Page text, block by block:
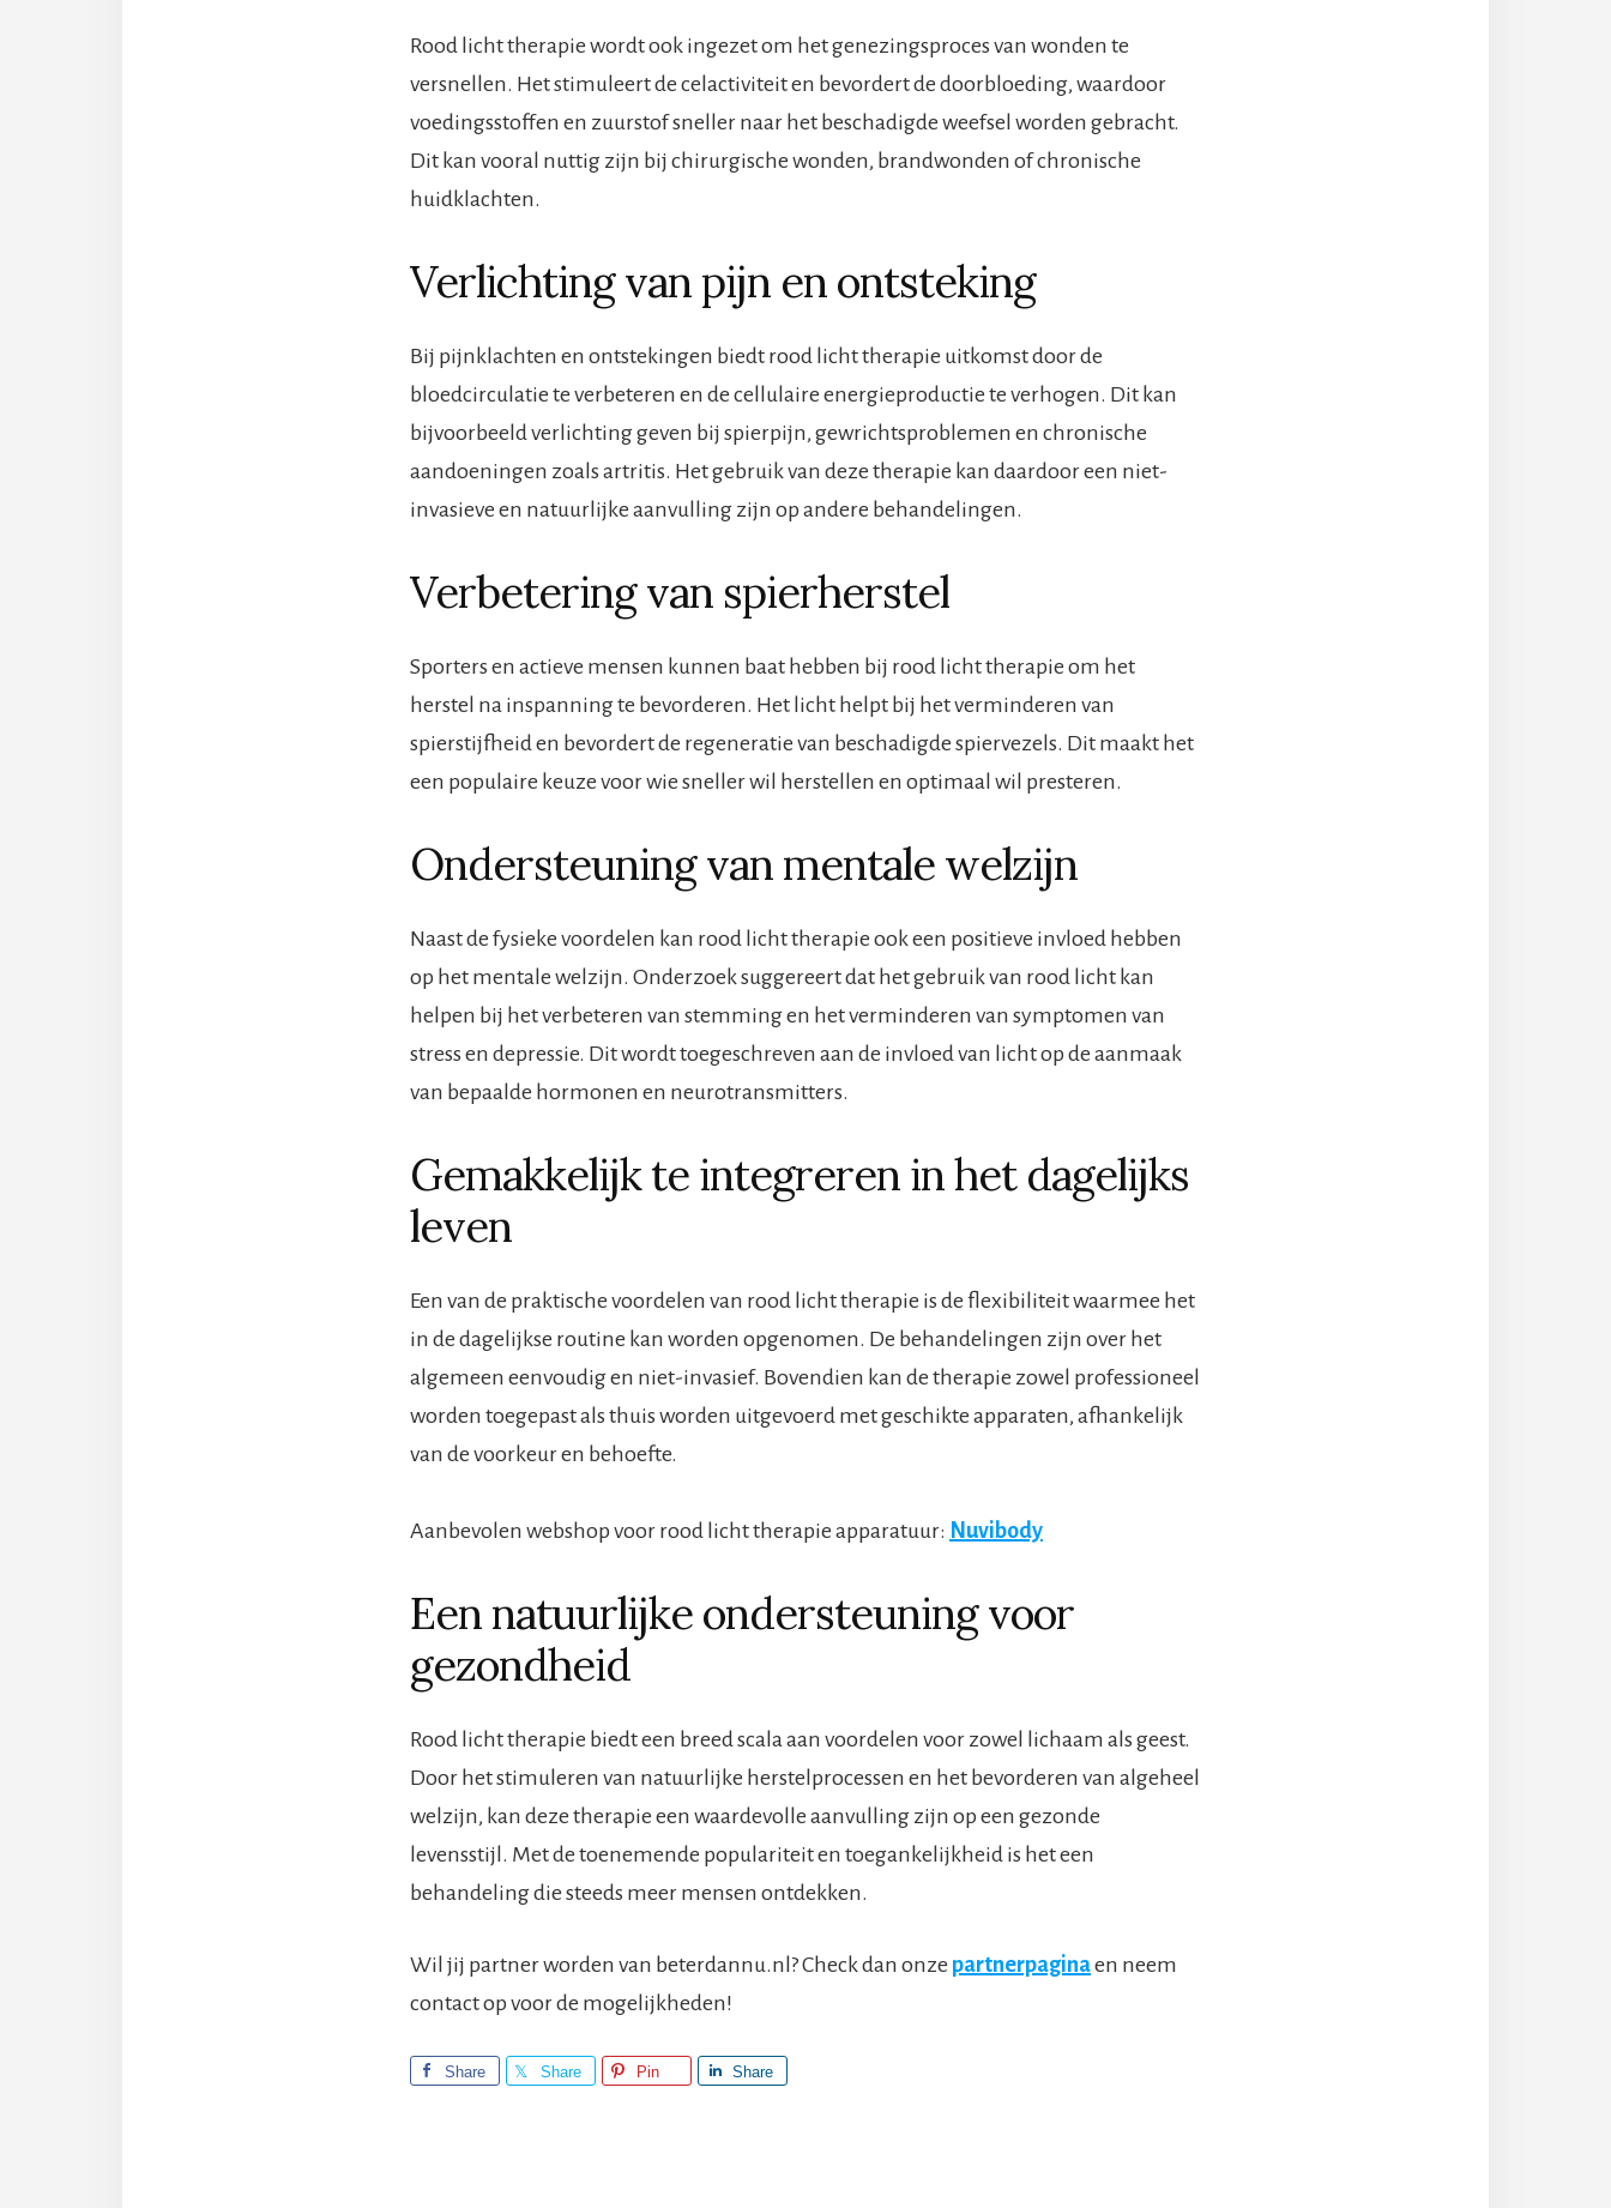
Rood licht therapie wordt ook ingezet om het genezingsproces van wonden te
versnellen. Het stimuleert de celactiviteit en bevordert de doorbloeding, waardoor
voedingsstoffen en zuurstof sneller naar het beschadigde weefsel worden gebracht.
Dit kan vooral nuttig zijn bij chirurgische wonden, brandwonden of chronische
huidklachten.
Verlichting van pijn en ontsteking
Bij pijnklachten en ontstekingen biedt rood licht therapie uitkomst door de
bloedcirculatie te verbeteren en de cellulaire energieproductie te verhogen. Dit kan
bijvoorbeeld verlichting geven bij spierpijn, gewrichtsproblemen en chronische
aandoeningen zoals artritis. Het gebruik van deze therapie kan daardoor een niet-
invasieve en natuurlijke aanvulling zijn op andere behandelingen.
Verbetering van spierherstel
Sporters en actieve mensen kunnen baat hebben bij rood licht therapie om het
herstel na inspanning te bevorderen. Het licht helpt bij het verminderen van
spierstijfheid en bevordert de regeneratie van beschadigde spiervezels. Dit maakt het
een populaire keuze voor wie sneller wil herstellen en optimaal wil presteren.
Ondersteuning van mentale welzijn
Naast de fysieke voordelen kan rood licht therapie ook een positieve invloed hebben
op het mentale welzijn. Onderzoek suggereert dat het gebruik van rood licht kan
helpen bij het verbeteren van stemming en het verminderen van symptomen van
stress en depressie. Dit wordt toegeschreven aan de invloed van licht op de aanmaak
van bepaalde hormonen en neurotransmitters.
Gemakkelijk te integreren in het dagelijks
leven
Een van de praktische voordelen van rood licht therapie is de flexibiliteit waarmee het
in de dagelijkse routine kan worden opgenomen. De behandelingen zijn over het
algemeen eenvoudig en niet-invasief. Bovendien kan de therapie zowel professioneel
worden toegepast als thuis worden uitgevoerd met geschikte apparaten, afhankelijk
van de voorkeur en behoefte.
Aanbevolen webshop voor rood licht therapie apparatuur: Nuvibody
Een natuurlijke ondersteuning voor
gezondheid
Rood licht therapie biedt een breed scala aan voordelen voor zowel lichaam als geest.
Door het stimuleren van natuurlijke herstelprocessen en het bevorderen van algeheel
welzijn, kan deze therapie een waardevolle aanvulling zijn op een gezonde
levensstijl. Met de toenemende populariteit en toegankelijkheid is het een
behandeling die steeds meer mensen ontdekken.
Wil jij partner worden van beterdannu.nl? Check dan onze partnerpaginaen neem
contact op voor de mogelijkheden!
Share Share Pin Share